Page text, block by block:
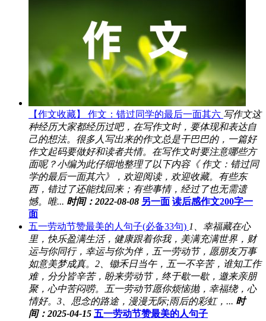
【作文收藏】 作文：错过同学的最后一面其六 写作文这
种经历大家都经历过吧，在写作文时，要体现和表达自
己的想法。很多人写出来的作文总是干巴巴的，一篇好
作文起码要做好和读者共情。在写作文时要注意哪些方
面呢？小编为此仔细地整理了以下内容《 作文：错过同
学的最后一面其六》，欢迎阅读，欢迎收藏。有些东
西，错过了还能找回来；有些事情，经过了也无需遗
憾。唯... 时间：2022-08-08 另一面 读后感作文200字一
面
五一劳动节赞最美的人句子(必备33句) 1、幸福藏在心
里，快乐盈满生活，健康跟着你我，美满充满世界，财
运与你同行，幸运与你为伴，五一劳动节，愿朋友万事
如意美梦成真。2、锄禾日当午，五一不辛苦，谁知工作
难，分分皆辛苦，盼来劳动节，终于歇一歇，邀来亲朋
聚，心中苦闷唠。五一劳动节愿你烦恼抛，幸福绕，心
情好。3、思念的路途，漫漫无际;雨后的彩虹，... 时
间：2025-04-15 五一劳动节赞最美的人句子